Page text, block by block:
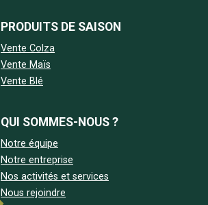
PRODUITS DE SAISON
Vente Colza
Vente Maïs
Vente Blé
QUI SOMMES-NOUS ?
Notre équipe
Notre entreprise
Nos activités et services
Nous rejoindre